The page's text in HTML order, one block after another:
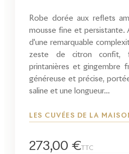
Robe dorée aux reflets
mousse fine et persistante.
d'une remarquable
zeste de citron confit,
printanières et gingembre
généreuse et précise,
saline et une longueur…
LES CUVÉES DE LA
273,00 €TTC